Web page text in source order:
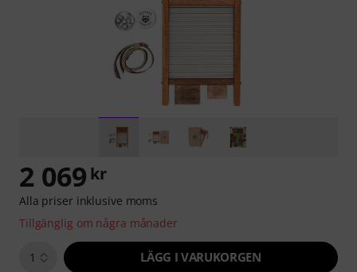
2 069 kr
Alla priser inklusive moms
Tillgänglig om några månader
1 LÄGG I VARUKORGEN